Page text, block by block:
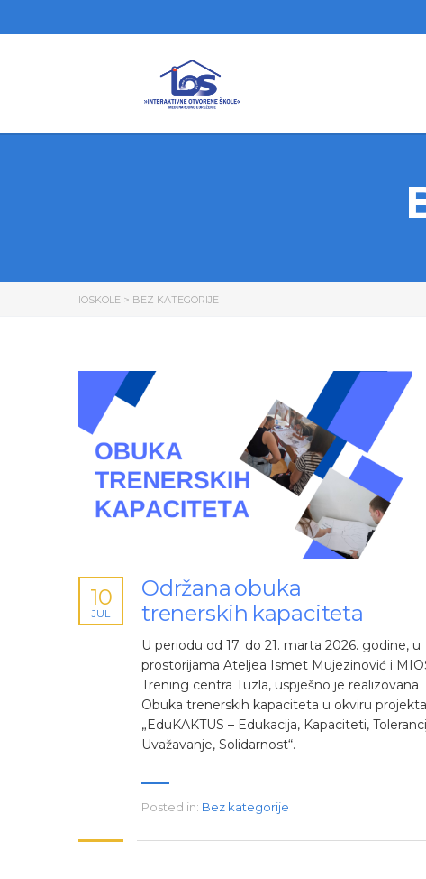
IOSKOLE > BEZ KATEGORIJE
Održana obuka
trenerskih kapaciteta
10
JUL
U periodu od 17. do 21. marta 2026. godine, u
prostorijama Ateljea Ismet Mujezinović i
Trening centra Tuzla, uspješno je realizovana
Obuka trenerskih kapaciteta u okviru projekta
„EduKAKTUS – Edukacija, Kapaciteti,
Uvažavanje, Solidarnost“.
Posted in: Bez kategorije